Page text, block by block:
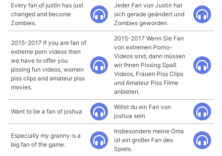
Every fan of justin has just
changed and become
Zombies.
Jeder Fan von Justin hat
sich gerade geändert und
Zombies geworden.
2015-2017 If you are fan of
extreme porn videos then
we have to offer you
pissing fun videos, women
piss clips and amateur piss
movies.
2015-2017 Wenn Sie Fan
von extremen Porno-
Videos sind, dann müssen
wir Ihnen Pissing Spaß
Videos, Frauen Piss Clips
und Amateur Piss Filme
anbieten.
Want to be a fan of joshua
Willst du ein Fan von
joshua sein
Especially my granny is a
big fan of the game.
Insbesondere meine Oma
ist ein großer Fan des
Spiels.